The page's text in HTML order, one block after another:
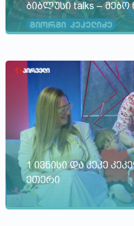
ბიბლუსი talks – მებო
1 ივნისი და კეკე
ეთერი